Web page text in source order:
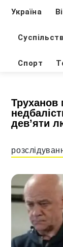
Україна
Спорт
Труханов
дев’яти